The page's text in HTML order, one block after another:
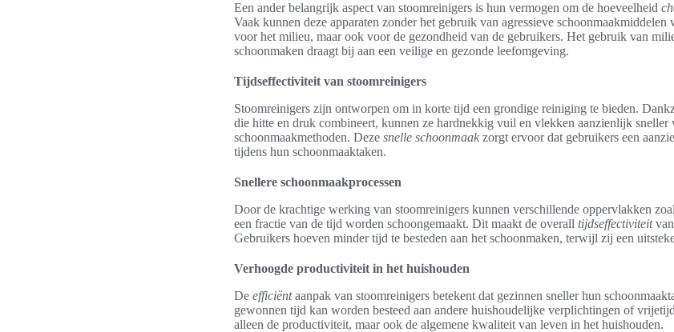
Een ander belangrijk aspect van stoomreinigers is hun vermogen om de hoeveelheid
Vaak kunnen deze apparaten zonder het gebruik van agressieve
voor het milieu, maar ook voor de gezondheid van de gebruikers. Het gebruik van
schoonmaken draagt bij aan een veilige en gezonde leefomgeving.
Tijdseffectiviteit van stoomreinigers
Stoomreinigers zijn ontworpen om in korte tijd een grondige reiniging te bieden.
die hitte en druk combineert, kunnen ze hardnekkig vuil en vlekken aanzienlijk
schoonmaakmethoden. Deze snelle schoonmaak zorgt ervoor dat gebruikers een
tijdens hun schoonmaaktaken.
Snellere schoonmaakprocessen
Door de krachtige werking van stoomreinigers kunnen verschillende oppervlakken
een fractie van de tijd worden schoongemaakt. Dit maakt de overall tijdseffectiviteitvan
Gebruikers hoeven minder tijd te besteden aan het schoonmaken, terwijl zij een
Verhoogde productiviteit in het huishouden
De efficiëntaanpak van stoomreinigers betekent dat gezinnen sneller hun
gewonnen tijd kan worden besteed aan andere huishoudelijke verplichtingen of
alleen de productiviteit, maar ook de algemene kwaliteit van leven in het huishouden.